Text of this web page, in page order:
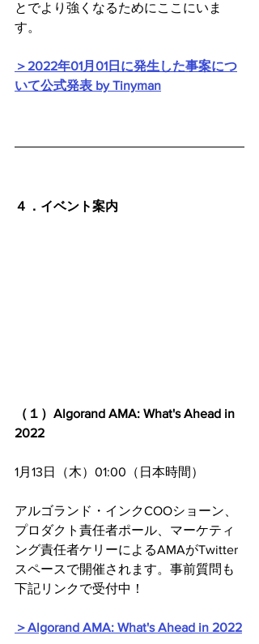
とでより強くなるためにここにいま
す。
＞2022年01月01日に発生した事案につ
いて公式発表 by Tinyman
４．イベント案内
（１）Algorand AMA: What's Ahead in
2022
1月13日（木）01:00（日本時間）
アルゴランド・インクCOOショーン、
プロダクト責任者ポール、マーケティ
ング責任者ケリーによるAMAがTwitter
スペースで開催されます。事前質問も
下記リンクで受付中！
＞Algorand AMA: What's Ahead in 2022